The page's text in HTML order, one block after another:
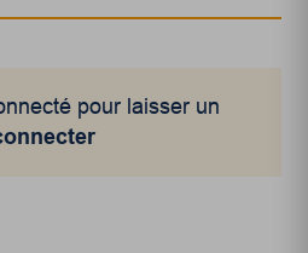
pour laisser un